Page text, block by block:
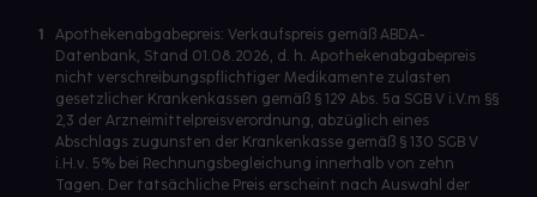
1
Apothekenabgabepreis: Verkaufspreis gemäß ABDA-
Datenbank, Stand 01.08.2026, d. h. Apothekenabgabepreis
nicht verschreibungspflichtiger Medikamente zulasten
gesetzlicher Krankenkassen gemäß § 129 Abs. 5a SGB V i.V.m §§
2,3 der Arzneimittelpreisverordnung, abzüglich eines
Abschlags zugunsten der Krankenkasse gemäß § 130 SGB V
i.H.v. 5% bei Rechnungsbegleichung innerhalb von zehn
Tagen. Der tatsächliche Preis erscheint nach Auswahl der